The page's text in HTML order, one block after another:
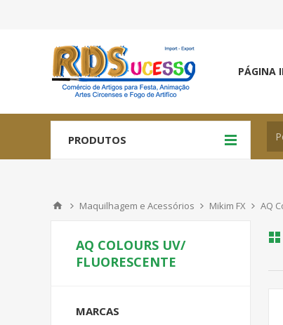
PÁGINA
PRODUTOS
Maquilhagem e Acessórios Mikim FX AQ
AQ COLOURS UV/
FLUORESCENTE
MARCAS